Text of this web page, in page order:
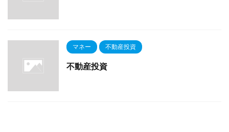
マネー 不動産投資
不動産投資